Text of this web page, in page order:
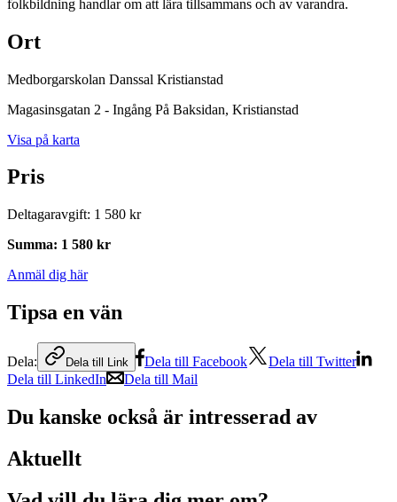
folkbildning handlar om att lära tillsammans och av varandra.
Ort
Medborgarskolan Danssal Kristianstad
Magasinsgatan 2 - Ingång På Baksidan, Kristianstad
Visa på karta
Pris
Deltagaravgift: 1 580 kr
Summa: 1 580 kr
Anmäl dig här
Tipsa en vän
Dela: Dela till Link Dela till Facebook
Dela till Twitter
Dela till LinkedIn
Dela till Mail
Du kanske också är intresserad av
Aktuellt